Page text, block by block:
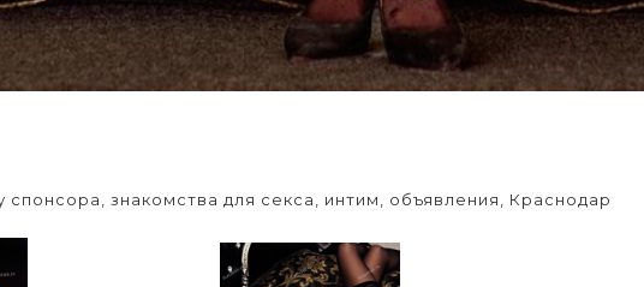
знакомства для секса, интим, объявления, Краснодар